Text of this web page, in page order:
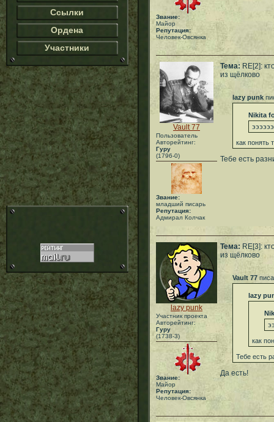
Ссылки
Ордена
Участники
Звание:
Майор
Репутация:
Человек-Овсянка
Vault 77
Пользователь
Авторейтинг:
Гуру
(1796-0)
Звание:
младший писарь
Репутация:
Адмирал Колчак
Тема: RE[2]:
из щёлково
lazy punk
Nikita
как понять
Тебе есть
lazy punk
Участник проекта
Авторейтинг:
Гуру
(1738-3)
Звание:
Майор
Репутация:
Человек-Овсянка
Тема: RE[3]:
из щёлково
Vault 77
lazy
как
Тебе есть
Да есть!